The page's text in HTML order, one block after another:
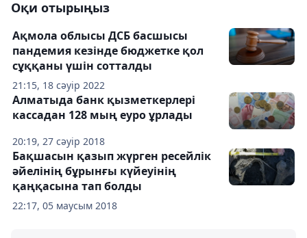
Оқи отырыңыз
21:15, 18 сәуір 2022
Ақмола облысы ДСБ басшысы
пандемия кезінде бюджетке қол
сұққаны үшін сотталды
20:19, 27 сәуір 2018
Алматыда банк қызметкерлері
кассадан 128 мың еуро ұрлады
22:17, 05 маусым 2018
Бақшасын қазып жүрген ресейлік
әйелінің бұрынғы күйеуінің
қаңқасына тап болды